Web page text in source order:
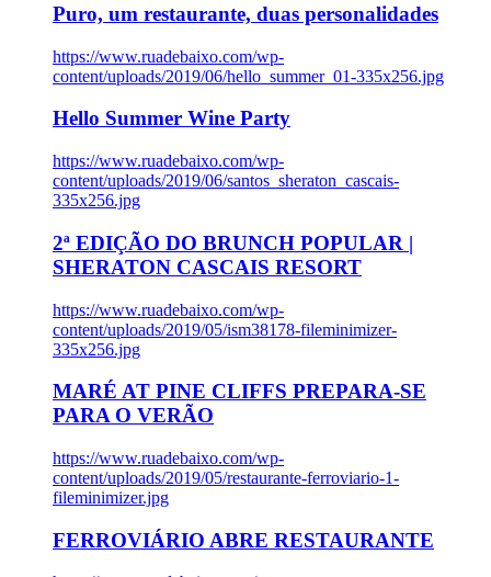
Puro, um restaurante, duas personalidades
https://www.ruadebaixo.com/wp-
content/uploads/2019/06/hello_summer_01-335x256.jpg
Hello Summer Wine Party
https://www.ruadebaixo.com/wp-
content/uploads/2019/06/santos_sheraton_cascais-
335x256.jpg
2ª EDIÇÃO DO BRUNCH POPULAR |
SHERATON CASCAIS RESORT
https://www.ruadebaixo.com/wp-
content/uploads/2019/05/ism38178-fileminimizer-
335x256.jpg
MARÉ AT PINE CLIFFS PREPARA-SE
PARA O VERÃO
https://www.ruadebaixo.com/wp-
content/uploads/2019/05/restaurante-ferroviario-1-
fileminimizer.jpg
FERROVIÁRIO ABRE RESTAURANTE